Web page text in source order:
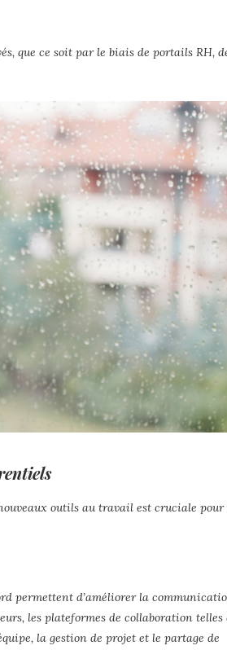
que ce soit par le biais de portails RH,
outils au travail est cruciale pour
permettent d’améliorer la
les plateformes de collaboration telles
la gestion de projet et le partage de